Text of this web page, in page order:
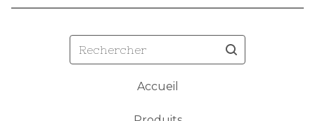
Rechercher
Accueil